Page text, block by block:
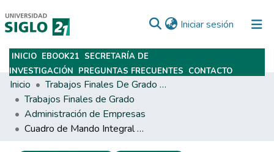
Iniciar sesión (current)
Subir
INICIO EBOOK21 SECRETARÍA DE
INVESTIGACIÓN PREGUNTAS FRECUENTES CONTACTO
Inicio
Trabajos Finales De Grado Y Posgrado
Trabajos Finales de Grado
Administración de Empresas
Cuadro de Mando Integral y su aplicación en una empresa del rubro financiero: Tarjeta Naranja